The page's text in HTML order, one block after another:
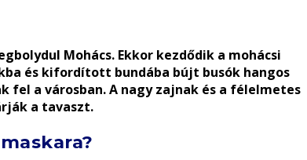
Mohács. Ekkor kezdődik a mohácsi
és kifordított bundába bújt busók hangos
fel a városban. A nagy zajnak és a félelmetes
a tavaszt.